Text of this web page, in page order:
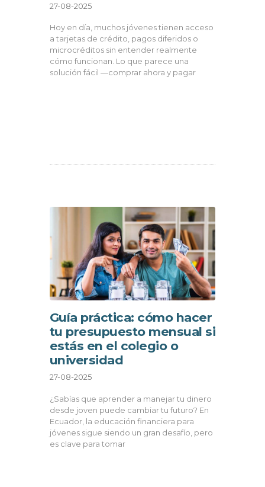
27-08-2025
Hoy en día, muchos jóvenes tienen acceso
a tarjetas de crédito, pagos diferidos o
microcréditos sin entender realmente
cómo funcionan. Lo que parece una
solución fácil —comprar ahora y pagar
Guía práctica: cómo hacer
tu presupuesto mensual si
estás en el colegio o
universidad
27-08-2025
¿Sabías que aprender a manejar tu dinero
desde joven puede cambiar tu futuro? En
Ecuador, la educación financiera para
jóvenes sigue siendo un gran desafío, pero
es clave para tomar